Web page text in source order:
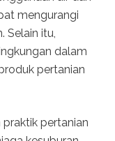
mengurangi
Selain itu,
dalam
pertanian
praktik pertanian